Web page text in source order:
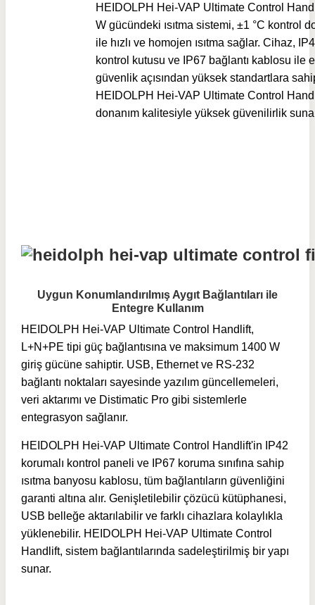
HEIDOLPH Hei-VAP Ultimate Control
W gücündeki ısıtma sistemi, ±1 °C kontrol
ile hızlı ve homojen ısıtma sağlar. Cihaz,
kontrol kutusu ve IP67 bağlantı kablosu ile
güvenlik açısından yüksek standartlara
HEIDOLPH Hei-VAP Ultimate Control
donanım kalitesiyle yüksek güvenilirlik
Uygun Konumlandırılmış Aygıt Bağlantıları ile
Entegre Kullanım
HEIDOLPH Hei-VAP Ultimate Control Handlift,
L+N+PE tipi güç bağlantısına ve maksimum 1400 W
giriş gücüne sahiptir. USB, Ethernet ve RS-232
bağlantı noktaları sayesinde yazılım güncellemeleri,
veri aktarımı ve Distimatic Pro gibi sistemlerle
entegrasyon sağlanır.
HEIDOLPH Hei-VAP Ultimate Control Handlift'in
IP42
korumalı kontrol paneli ve IP67 koruma sınıfına sahip
ısıtma banyosu kablosu, tüm bağlantıların güvenliğini
garanti altına alır. Genişletilebilir çözücü kütüphanesi,
USB belleğe aktarılabilir ve farklı cihazlara kolaylıkla
yüklenebilir. HEIDOLPH Hei-VAP Ultimate Control
Handlift, sistem bağlantılarında sadeleştirilmiş bir yapı
sunar.